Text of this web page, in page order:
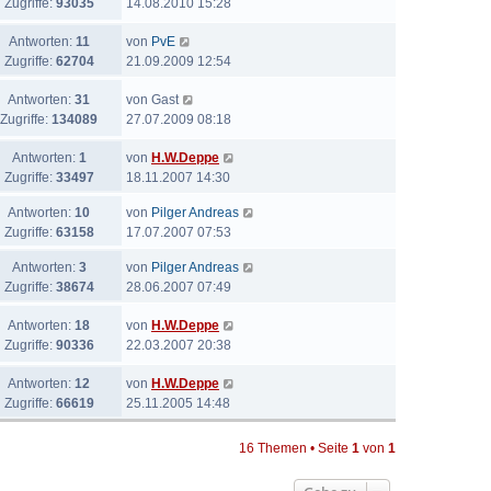
Zugriffe: 93035
14.08.2010 15:28
Antworten: 11
Zugriffe: 62704
von PvE
21.09.2009 12:54
Antworten: 31
Zugriffe: 134089
von Gast
27.07.2009 08:18
Antworten: 1
Zugriffe: 33497
von H.W.Deppe
18.11.2007 14:30
Antworten: 10
Zugriffe: 63158
von Pilger Andreas
17.07.2007 07:53
Antworten: 3
Zugriffe: 38674
von Pilger Andreas
28.06.2007 07:49
Antworten: 18
Zugriffe: 90336
von H.W.Deppe
22.03.2007 20:38
Antworten: 12
Zugriffe: 66619
von H.W.Deppe
25.11.2005 14:48
16 Themen • Seite 1 von 1